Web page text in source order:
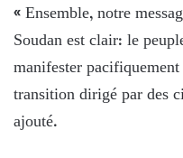
« Ensemble, notre
Soudan est clair: le
manifester
transition dirigé par des
ajouté.